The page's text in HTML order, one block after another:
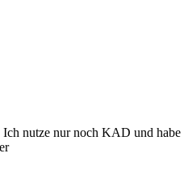
nutze nur noch KAD und